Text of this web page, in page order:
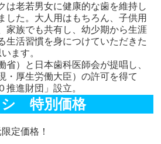
は老若男女に健康的な歯を維持し
した。大人用はもちろん、子供用
家族でも共有し、幼少期から生涯
生活習慣を身につけていただきた
ます。
）と日本歯科医師会が提唱し、
・厚生労働大臣）の許可を得て
推進財団」設立。
シ 特別価格
定価格！